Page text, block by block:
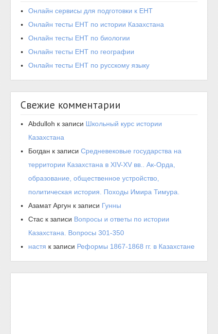
Онлайн сервисы для подготовки к ЕНТ
Онлайн тесты ЕНТ по истории Казахстана
Онлайн тесты ЕНТ по биологии
Онлайн тесты ЕНТ по географии
Онлайн тесты ЕНТ по русскому языку
Свежие комментарии
Abdulloh к записи Школьный курс истории
Казахстана
Богдан к записиСредневековые государства на
территории Казахстана в XIV-XV вв.. Ак-Орда,
образование, общественное устройство,
политическая история. Походы Имира Тимура.
Азамат Аргун к записи Гунны
Стас к записи Вопросы и ответы по истории
Казахстана. Вопросы 301-350
настя к записи Реформы 1867-1868 гг. в Казахстане